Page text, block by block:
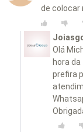
de colocar
Olá
hora
prefira